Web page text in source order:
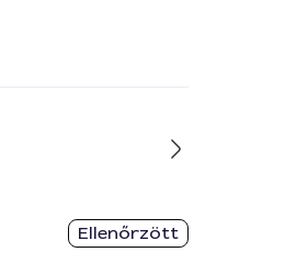
Ellenőrzött